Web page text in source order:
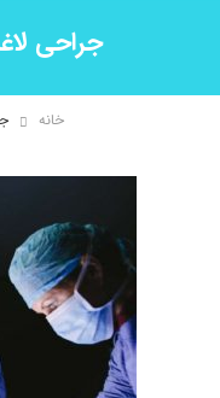
جراحی
خانه